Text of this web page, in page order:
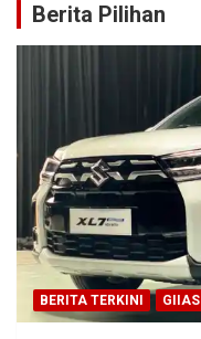
Berita Pilihan
BERITA TERKINI GIIAS